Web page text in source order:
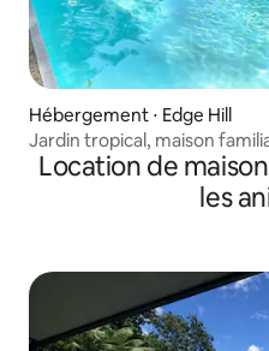
Hébergement ⋅ Edge Hill
Jardin tropical, maison
Location de
les